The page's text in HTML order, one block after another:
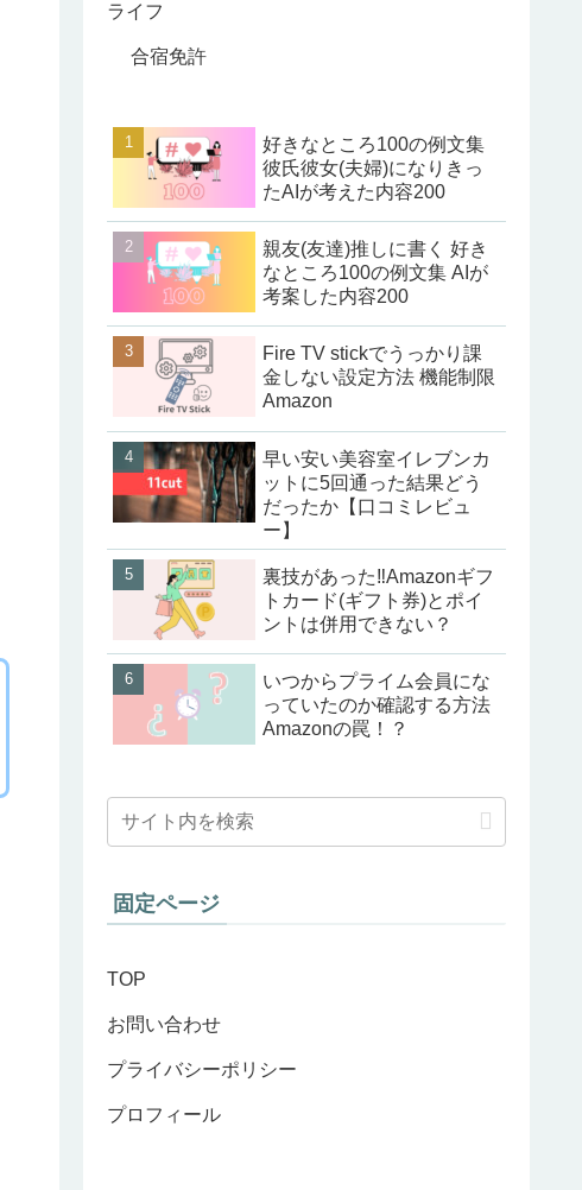
ライフ
合宿免許
好きなところ100の例文集
彼氏彼女(夫婦)になりきっ
たAIが考えた内容200
親友(友達)推しに書く 好き
なところ100の例文集 AIが
考案した内容200
Fire TV stickでうっかり課
金しない設定方法 機能制限
Amazon
早い安い美容室イレブンカ
ットに5回通った結果どう
だったか【口コミレビュ
ー】
裏技があった‼Amazonギフ
トカード(ギフト券)とポイ
ントは併用できない？
いつからプライム会員にな
っていたのか確認する方法
Amazonの罠！？
固定ページ
TOP
お問い合わせ
プライバシーポリシー
プロフィール